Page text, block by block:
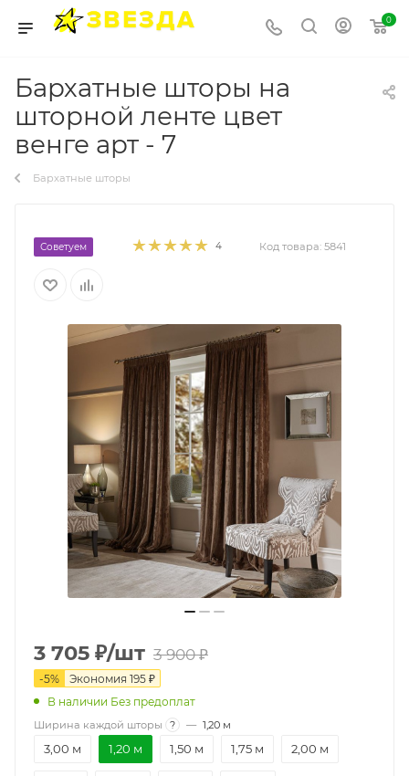
0
Бархатные шторы на
шторной ленте цвет
венге арт - 7
Бархатные шторы
Советуем 4 Код товара: 5841
3 705 ₽/шт 3 900₽
-5% Экономия 195 ₽
В наличии Без предоплат
Ширина каждой шторы ? — 1,20 м
3,00 м 1,20 м 1,50 м 1,75 м 2,00 м